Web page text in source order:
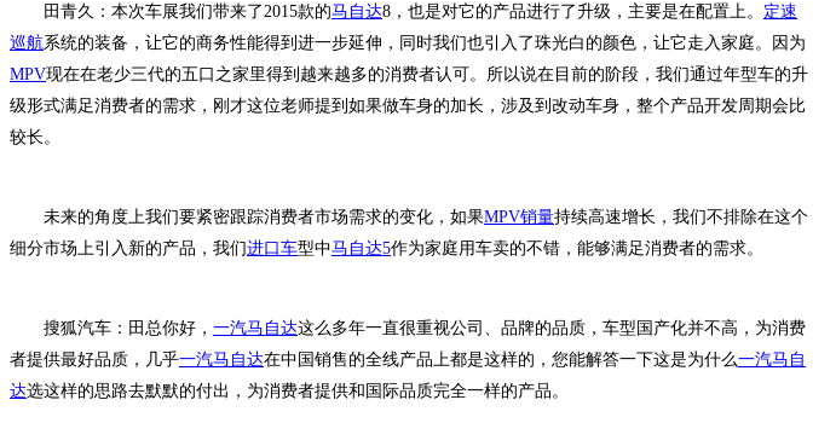
田青久：本次车展我们带来了2015款的马自达8，也是对它的产品进行了升级，主要是在配置上。 定速
巡航 系统的装备，让它的商务性能得到进一步延伸，同时我们也引入了珠光白的颜色，让它走入家庭。因为
MPV现在在老少三代的五口之家里得到越来越多的消费者认可。所以说在目前的阶段，我们通过年型车的升
级形式满足消费者的需求，刚才这位老师提到如果做车身的加长，涉及到改动车身，整个产品开发周期会比
较长。
未来的角度上我们要紧密跟踪消费者市场需求的变化，如果MPV销量持续高速增长，我们不排除在这个
细分市场上引入新的产品，我们进口车型中马自达5作为家庭用车卖的不错，能够满足消费者的需求。
搜狐汽车：田总你好， 一汽马自达这么多年一直很重视公司、品牌的品质，车型国产化并不高，为消费
者提供最好品质，几乎一汽马自达在中国销售的全线产品上都是这样的，您能解答一下这是为什么一汽马自
达选这样的思路去默默的付出，为消费者提供和国际品质完全一样的产品。